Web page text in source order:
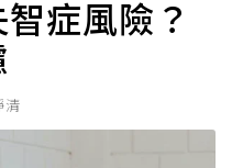
症風險？
清